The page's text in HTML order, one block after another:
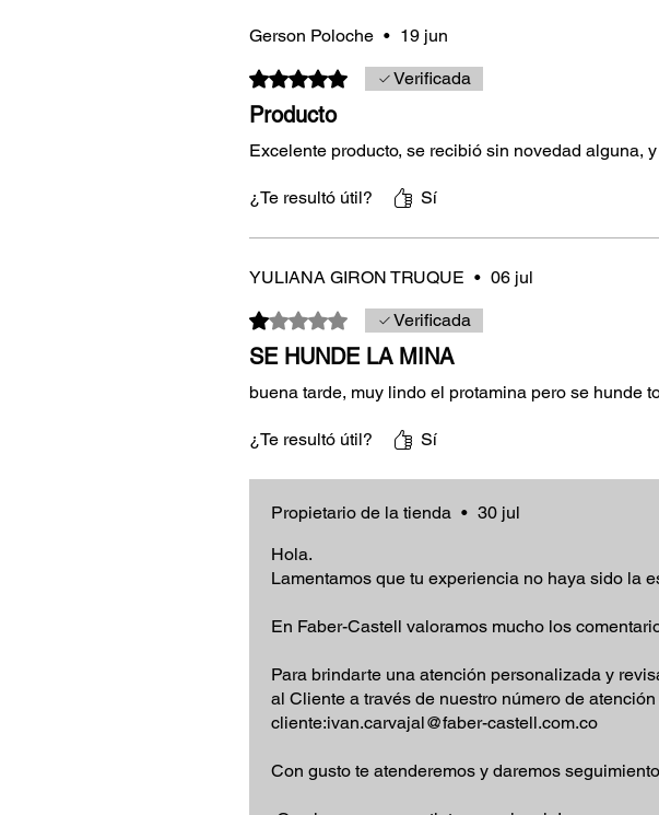
Gerson Poloche • 19 jun
Obtuvo 5 de 5 estrellas.Verificada
Producto
Excelente producto, se recibió sin novedad alguna,
¿Te resultó útil? Sí
YULIANA GIRON TRUQUE • 06 jul
Obtuvo 1 de 5 estrellas.Verificada
SE HUNDE LA MINA
buena tarde, muy lindo el protamina pero se hunde
¿Te resultó útil? Sí
Propietario de la tienda • 30 jul
Hola.
Lamentamos que tu experiencia no haya sido la
En Faber-Castell valoramos mucho los
Para brindarte una atención personalizada y
al Cliente a través de nuestro número de
cliente:ivan.carvajal@faber-castell.com.co
Con gusto te atenderemos y daremos